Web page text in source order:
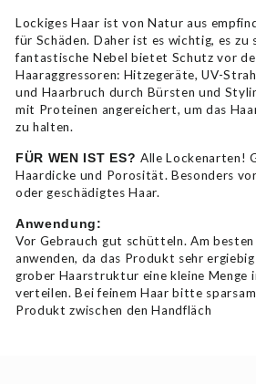
Lockiges Haar ist von Natur aus
für Schäden. Daher ist es wichtig, es zu
fantastische Nebel bietet Schutz vor
Haaraggressoren: Hitzegeräte, UV-
und Haarbruch durch Bürsten und
mit Proteinen angereichert, um das
zu halten.
FÜR WEN IST ES? Alle Lockenarten!
Haardicke und Porosität. Besonders
oder geschädigtes Haar.
Anwendung:
Vor Gebrauch gut schütteln. Am
anwenden, da das Produkt sehr
grober Haarstruktur eine kleine Menge
verteilen. Bei feinem Haar bitte
Produkt zwischen den Handfläch